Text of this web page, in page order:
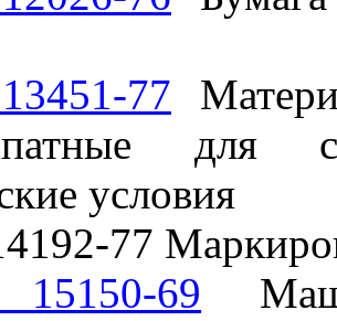
77
для
условия
77
69